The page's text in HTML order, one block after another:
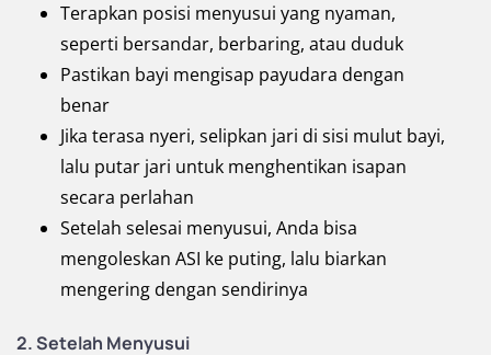
Terapkan posisi menyusui yang nyaman,
seperti bersandar, berbaring, atau duduk
Pastikan bayi mengisap payudara dengan
benar
Jika terasa nyeri, selipkan jari di sisi mulut bayi,
lalu putar jari untuk menghentikan isapan
secara perlahan
Setelah selesai menyusui, Anda bisa
mengoleskan ASI ke puting, lalu biarkan
mengering dengan sendirinya
2. Setelah Menyusui